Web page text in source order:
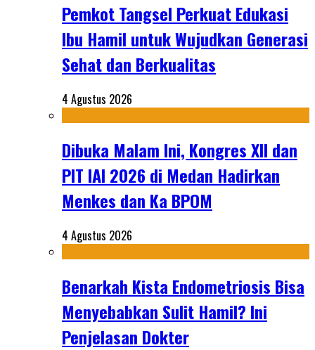
Pemkot Tangsel Perkuat Edukasi
Ibu Hamil untuk Wujudkan Generasi
Sehat dan Berkualitas
4 Agustus 2026
Dibuka Malam Ini, Kongres XII dan
PIT IAI 2026 di Medan Hadirkan
Menkes dan Ka BPOM
4 Agustus 2026
Benarkah Kista Endometriosis Bisa
Menyebabkan Sulit Hamil? Ini
Penjelasan Dokter